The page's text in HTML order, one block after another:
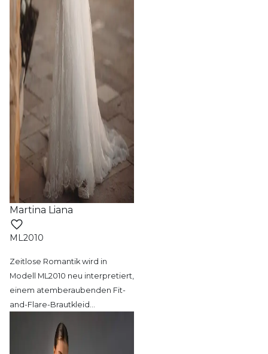
Martina Liana
ML2010
Zeitlose Romantik wird in
Modell ML2010 neu interpretiert,
einem atemberaubenden Fit-
and-Flare-Brautkleid